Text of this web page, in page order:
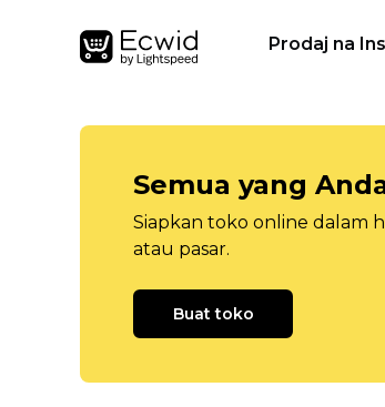
Prodaj na
Semua yang
Siapkan toko online dalam
atau pasar.
Buat toko